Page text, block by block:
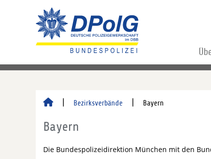
Bezirksverbände Bayern
Bayern
Die Bundespolizeidirektion München mit den